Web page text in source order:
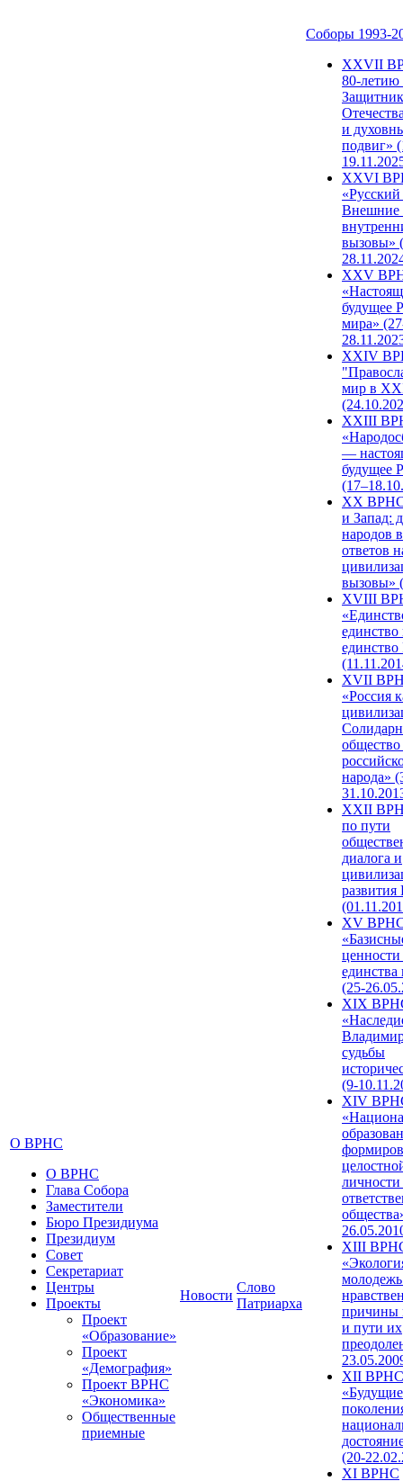
О ВРНС
О ВРНС
Глава Собора
Заместители
Бюро Президиума
Президиум
Совет
Секретариат
Центры
Проекты
Проект
«Образование»
Проект
«Демография»
Проект ВРНС
«Экономика»
Общественные
приемные
Новости
Слово
Патриарха
Соборы 1993-
ХХVII
80-
и
подвиг»
XXVI
Внешние
вызовы»
XXV
будущее
мира»
XXIV
мир в
XXIII
—
будущее
XX ВРНС
и Запад:
народов
ответов
вызовы»
XVIII
единство
единство
XVII
«Россия
народа»
XXII
по пути
диалога и
развития
XV
единства
(25-
XIX
судьбы
(9-
XIV
XIII
причины
и пути их
XII ВРНС
«Будущие
(20-
XI ВРНС